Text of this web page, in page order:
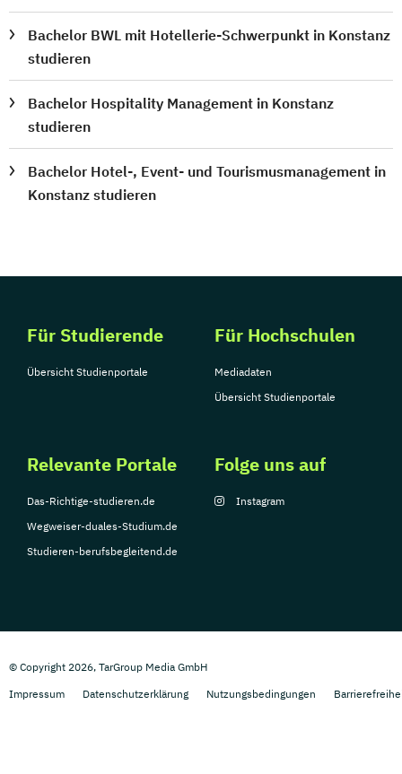
Bachelor BWL mit Hotellerie-Schwerpunkt in Konstanz
studieren
Bachelor Hospitality Management in Konstanz
studieren
Bachelor Hotel-, Event- und Tourismusmanagement in
Konstanz studieren
Für Studierende
Übersicht Studienportale
Für Hochschulen
Mediadaten
Übersicht Studienportale
Relevante Portale
Das-Richtige-studieren.de
Wegweiser-duales-Studium.de
Studieren-berufsbegleitend.de
Folge uns auf
Instagram
© Copyright 2026, TarGroup Media GmbH
Impressum
Datenschutzerklärung Nutzungsbedingungen